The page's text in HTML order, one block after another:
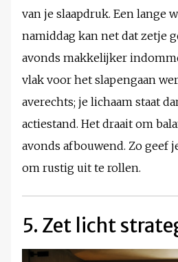
van je slaapdruk. Een lange
namiddag kan net dat zetje
avonds makkelijker
vlak voor het slapengaan
averechts; je lichaam staat
actiestand. Het draait om
avonds afbouwend. Zo geef
om rustig uit te rollen.
5. Zet licht